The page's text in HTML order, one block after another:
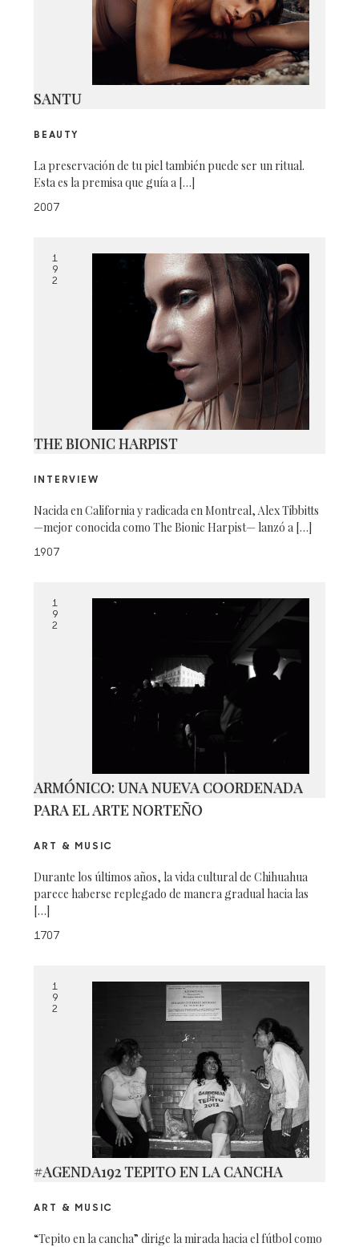
SANTU
BEAUTY
La preservación de tu piel también puede ser un ritual.
Esta es la premisa que guía a […]
2007
1
9
2
THE BIONIC HARPIST
INTERVIEW
Nacida en California y radicada en Montreal, Alex Tibbitts
—mejor conocida como The Bionic Harpist— lanzó a […]
1907
1
9
2
ARMÓNICO: UNA NUEVA COORDENADA
PARA EL ARTE NORTEÑO
ART & MUSIC
Durante los últimos años, la vida cultural de Chihuahua
parece haberse replegado de manera gradual hacia las
[…]
1707
1
9
2
#AGENDA192 TEPITO EN LA CANCHA
ART & MUSIC
“Tepito en la cancha” dirige la mirada hacia el fútbol como